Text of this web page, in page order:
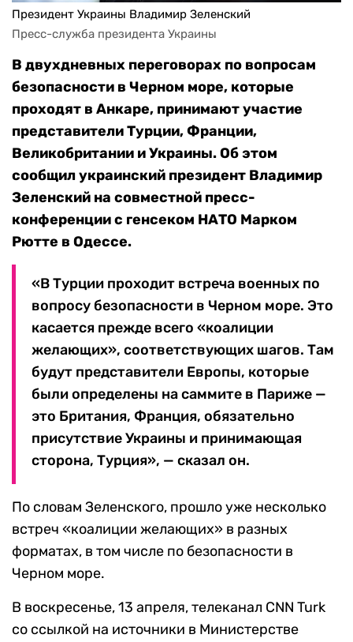
Президент Украины Владимир Зеленский
Пресс-служба президента Украины
В двухдневных переговорах по вопросам
безопасности в Черном море, которые
проходят в Анкаре, принимают участие
представители Турции, Франции,
Великобритании и Украины. Об этом
сообщил украинский президент Владимир
Зеленский на совместной пресс-
конференции с генсеком НАТО Марком
Рютте в Одессе.
«В Турции проходит встреча военных по
вопросу безопасности в Черном море. Это
касается прежде всего «коалиции
желающих», соответствующих шагов. Там
будут представители Европы, которые
были определены на саммите в Париже —
это Британия, Франция, обязательно
присутствие Украины и принимающая
сторона, Турция», — сказал он.
По словам Зеленского, прошло уже несколько
встреч «коалиции желающих» в разных
форматах, в том числе по безопасности в
Черном море.
В воскресенье, 13 апреля, телеканал CNN Turk
со ссылкой на источники в Министерстве